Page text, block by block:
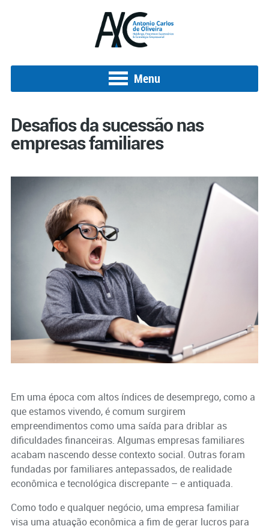
Menu
Desafios da sucessão nas
empresas familiares
Em uma época com altos índices de desemprego, como a
que estamos vivendo, é comum surgirem
empreendimentos como uma saída para driblar as
dificuldades financeiras. Algumas empresas familiares
acabam nascendo desse contexto social. Outras foram
fundadas por familiares antepassados, de realidade
econômica e tecnológica discrepante – e antiquada.
Como todo e qualquer negócio, uma empresa familiar
visa uma atuação econômica a fim de gerar lucros para